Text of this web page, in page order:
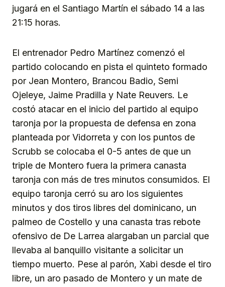
jugará en el Santiago Martín el sábado 14 a las
21:15 horas.
El entrenador Pedro Martínez comenzó el
partido colocando en pista el quinteto formado
por Jean Montero, Brancou Badio, Semi
Ojeleye, Jaime Pradilla y Nate Reuvers. Le
costó atacar en el inicio del partido al equipo
taronja por la propuesta de defensa en zona
planteada por Vidorreta y con los puntos de
Scrubb se colocaba el 0-5 antes de que un
triple de Montero fuera la primera canasta
taronja con más de tres minutos consumidos. El
equipo taronja cerró su aro los siguientes
minutos y dos tiros libres del dominicano, un
palmeo de Costello y una canasta tras rebote
ofensivo de De Larrea alargaban un parcial que
llevaba al banquillo visitante a solicitar un
tiempo muerto. Pese al parón, Xabi desde el tiro
libre, un aro pasado de Montero y un mate de